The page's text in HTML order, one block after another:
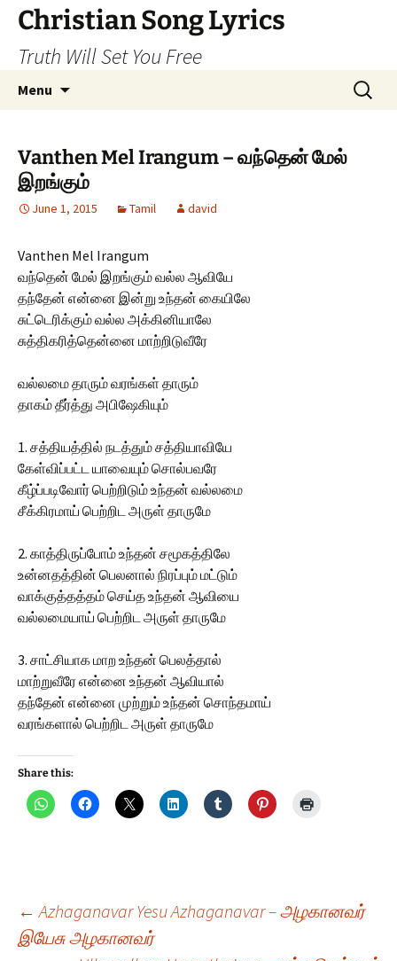
Skip
content
Christian Song Lyrics
Truth Will Set You Free
Menu
Search
for:
Vanthen Mel Irangum – வந்தென் மேல்
இறங்கும்
June 1, 2015 Tamil david
Vanthen Mel Irangum
வந்தென் மேல் இறங்கும் வல்ல ஆவியே
தந்தேன் என்னை இன்று உந்தன் கையிலே
சுட்டெரிக்கும் வல்ல அக்கினியாலே
சுத்திகரித்தென்னை மாற்றிடுவீரே
வல்லமை தாரும் வரங்கள் தாரும்
தாகம் தீர்த்து அபிஷேகியும்
1. சத்தியத்தில் நடத்தும் சத்தியாவியே
கேள்விப்பட்ட யாவையும் சொல்பவரே
கீழ்ப்படிவோர் பெற்றிடும் உந்தன் வல்லமை
சீக்கிரமாய் பெற்றிட அருள் தாருமே
2. காத்திருப்போம் உந்தன் சமூகத்திலே
உன்னதத்தின் பெலனால் நிரப்பும் மட்டும்
வாக்குத்தத்தம் செய்த உந்தன் ஆவியை
வல்லமையாய் பெற்றிட அருள் தாருமே
3. சாட்சியாக மாற உந்தன் பெலத்தால்
மாற்றுவீரே என்னை உந்தன் ஆவியால்
தந்தேன் என்னை முற்றும் உந்தன் சொந்தமாய்
வரங்களால் பெற்றிட அருள் தாருமே
Share this:
Post
← Azhaganavar Yesu Azhaganavar – அழகானவர்
இயேசு அழகானவர்